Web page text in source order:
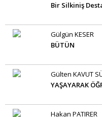
Bir Silkiniş
Gülgün KESER
BÜTÜN
Gülten KAVUT
YAŞAYARAK
Hakan PATIRER